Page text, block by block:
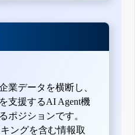
業データを横断し、
支援するAI Agent機
ポジションです。
ングを含む情報取